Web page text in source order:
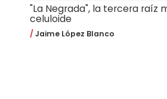
"La Negrada", la tercera raíz
celuloide
Jaime López Blanco